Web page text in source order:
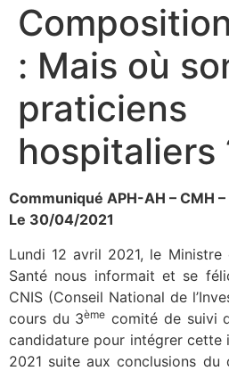
: Mais où
praticiens
hospitaliers
Communiqué APH-AH – CMH –
Le 30/04/2021
Lundi 12 avril 2021, le
Santé nous informait et se
CNIS (Conseil National de
cours du 3ème comité de suivi
candidature pour intégrer cette
2021 suite aux conclusions du